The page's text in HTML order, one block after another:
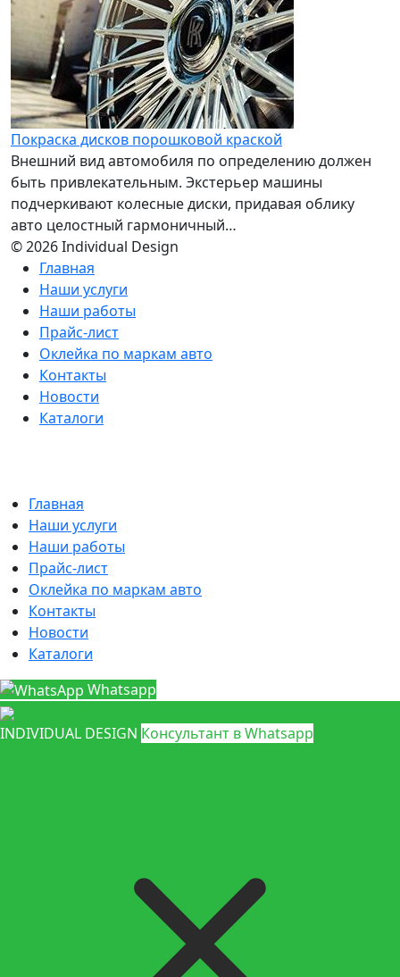
Покраска дисков порошковой краской
Внешний вид автомобиля по определению должен
быть привлекательным. Экстерьер машины
подчеркивают колесные диски, придавая облику
авто целостный гармоничный…
© 2026 Individual Design
Главная
Наши услуги
Наши работы
Прайс-лист
Оклейка по маркам авто
Контакты
Новости
Каталоги
Главная
Наши услуги
Наши работы
Прайс-лист
Оклейка по маркам авто
Контакты
Новости
Каталоги
Whatsapp
INDIVIDUAL DESIGN Консультант в Whatsapp